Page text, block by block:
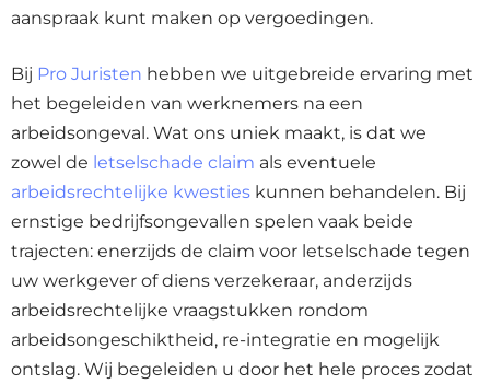
aanspraak kunt maken op vergoedingen.
Bij Pro Juristen hebben we uitgebreide ervaring met
het begeleiden van werknemers na een
arbeidsongeval. Wat ons uniek maakt, is dat we
zowel de letselschade claim als eventuele
arbeidsrechtelijke kwesties kunnen behandelen. Bij
ernstige bedrijfsongevallen spelen vaak beide
trajecten: enerzijds de claim voor letselschade tegen
uw werkgever of diens verzekeraar, anderzijds
arbeidsrechtelijke vraagstukken rondom
arbeidsongeschiktheid, re-integratie en mogelijk
ontslag. Wij begeleiden u door het hele proces zodat